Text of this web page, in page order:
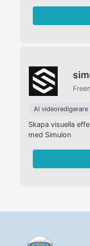
AI videoredigerare
Skapa visuella
med Simulon